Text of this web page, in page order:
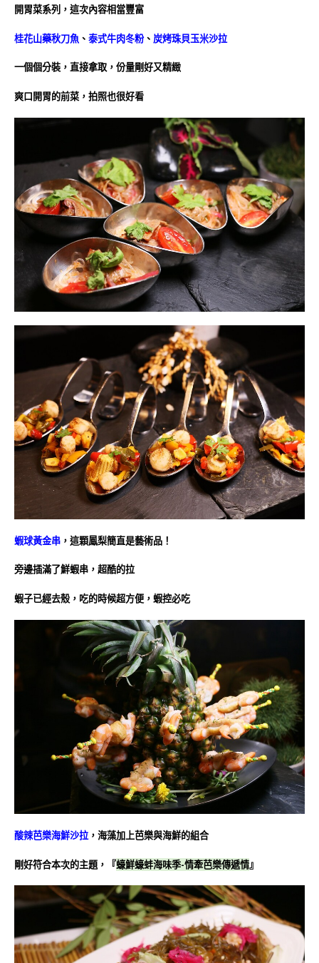
開胃菜系列，這次內容相當豐富
桂花山藥秋刀魚 、 泰式牛肉冬粉、 炭烤珠貝玉米沙拉
一個個分裝，直接拿取，份量剛好又精緻
爽口開胃的前菜，拍照也很好看
蝦球黃金串 ，這顆鳳梨簡直是藝術品！
旁邊插滿了鮮蝦串，超酷的拉
蝦子已經去殼，吃的時候超方便，蝦控必吃
酸辣芭樂海鮮沙拉 ，海藻加上芭樂與海鮮的組合
剛好符合本次的主題，『蠔鮮蠔蚌海味季-情牽芭樂傳遞情』